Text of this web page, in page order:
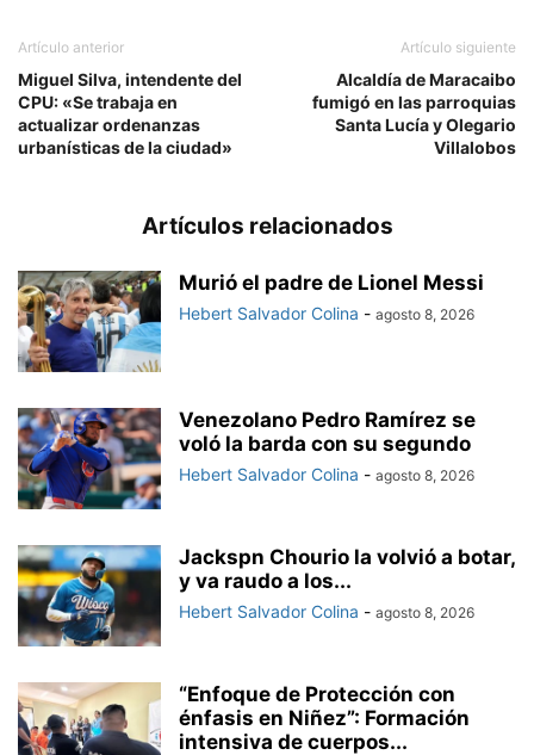
Artículo anterior
Miguel Silva, intendente del
CPU: «Se trabaja en
actualizar ordenanzas
urbanísticas de la ciudad»
Artículo siguiente
Alcaldía de Maracaibo
fumigó en las parroquias
Santa Lucía y Olegario
Villalobos
Artículos relacionados
Murió el padre de Lionel Messi
Hebert Salvador Colina - agosto 8, 2026
Venezolano Pedro Ramírez se
voló la barda con su segundo
Hebert Salvador Colina - agosto 8, 2026
Jackspn Chourio la volvió a botar,
y va raudo a los...
Hebert Salvador Colina - agosto 8, 2026
“Enfoque de Protección con
énfasis en Niñez”: Formación
intensiva de cuerpos...